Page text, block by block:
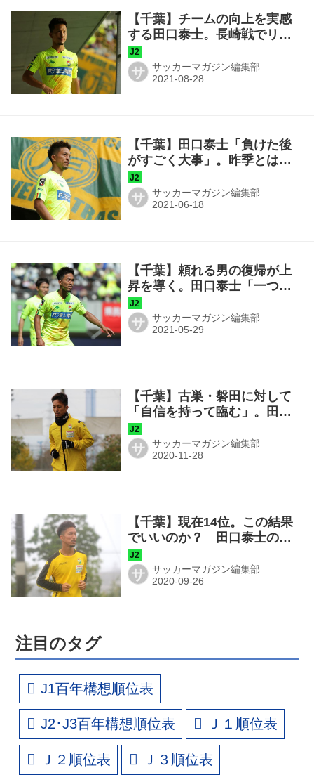
【千葉】チームの向上を実感
する田口泰士。長崎戦でリー
グ再開後、初勝利をつかむ！
サ サッカーマガジン編集部
【千葉】田口泰士「負けた後
がすごく大事」。昨季とは違
うメンタリティーで磐田戦へ
サ サッカーマガジン編集部
【千葉】頼れる男の復帰が上
昇を導く。田口泰士「一つの
声でできる攻撃と守備があ
る」
サ サッカーマガジン編集部
【千葉】古巣・磐田に対して
「自信を持って臨む」。田口
泰士「相手を上回っていく」
サ サッカーマガジン編集部
【千葉】現在14位。この結果
でいいのか？ 田口泰士の直
言「みんなが自覚すべき」
サ サッカーマガジン編集部
注目のタグ
J1百年構想順位表
J2･J3百年構想順位表 Ｊ１順位表
Ｊ２順位表 Ｊ３順位表